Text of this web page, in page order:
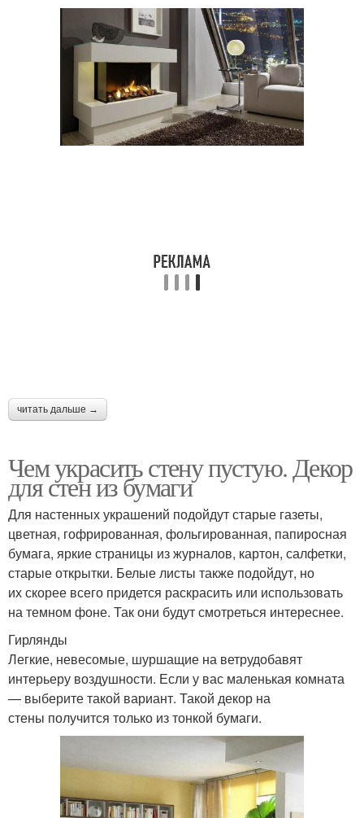
читать дальше →
Чем украсить стену пустую. Декор
для стен из бумаги
Для настенных украшений подойдут старые газеты,
цветная, гофрированная, фольгированная, папиросная
бумага, яркие страницы из журналов, картон, салфетки,
старые открытки. Белые листы также подойдут, но
их скорее всего придется раскрасить или использовать
на темном фоне. Так они будут смотреться интереснее.
Гирлянды
Легкие, невесомые, шуршащие на ветрудобавят
интерьеру воздушности. Если у вас маленькая комната
— выберите такой вариант. Такой декор на
стены получится только из тонкой бумаги.